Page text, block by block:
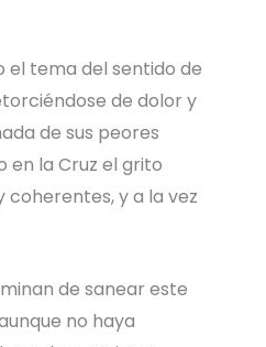
el tema del sentido de
de dolor y
de sus peores
en la Cruz el grito
coherentes, y a la vez
de sanear este
no haya